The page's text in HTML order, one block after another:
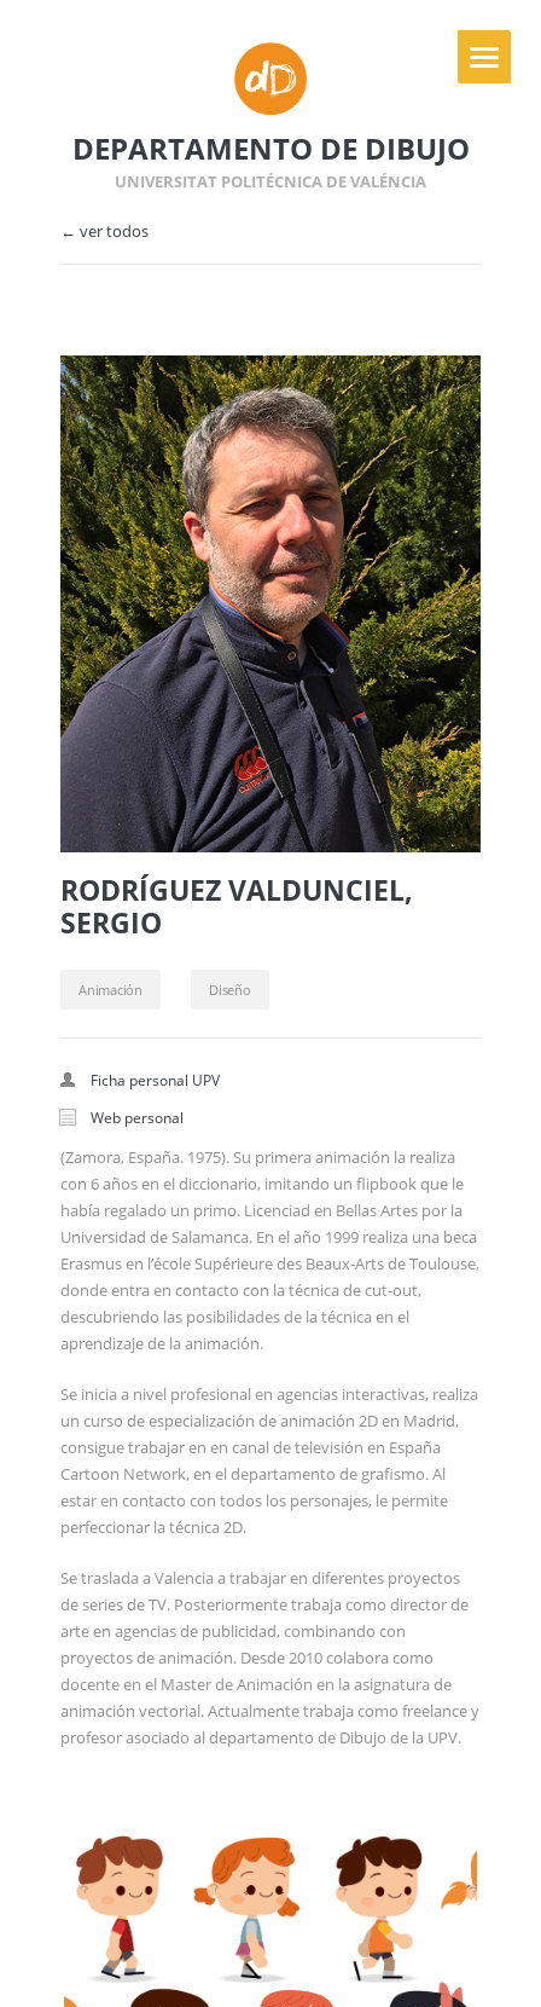
DEPARTAMENTO DE DIBUJO
UNIVERSITAT POLITÉCNICA DE VALÉNCIA
← ver todos
RODRÍGUEZ VALDUNCIEL,
SERGIO
Animación Diseño
Ficha personal UPV
Web personal
(Zamora, España. 1975). Su primera animación la realiza
con 6 años en el diccionario, imitando un flipbook que le
había regalado un primo. Licenciad en Bellas Artes por la
Universidad de Salamanca. En el año 1999 realiza una beca
Erasmus en l’école Supérieure des Beaux-Arts de Toulouse,
donde entra en contacto con la técnica de cut-out,
descubriendo las posibilidades de la técnica en el
aprendizaje de la animación.
Se inicia a nivel profesional en agencias interactivas, realiza
un curso de especialización de animación 2D en Madrid,
consigue trabajar en en canal de televisión en España
Cartoon Network, en el departamento de grafismo. Al
estar en contacto con todos los personajes, le permite
perfeccionar la técnica 2D.
Se traslada a Valencia a trabajar en diferentes proyectos
de series de TV. Posteriormente trabaja como director de
arte en agencias de publicidad, combinando con
proyectos de animación. Desde 2010 colabora como
docente en el Master de Animación en la asignatura de
animación vectorial. Actualmente trabaja como freelance y
profesor asociado al departamento de Dibujo de la UPV.